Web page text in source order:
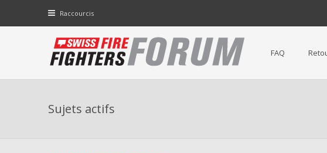
Raccourcis
FAQ
Sujets actifs